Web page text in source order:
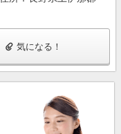
気になる！